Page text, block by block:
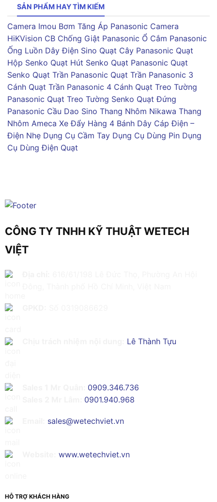
SẢN PHẨM HAY TÌM KIẾM
Camera Imou Bơm Tăng Áp Panasonic Camera
HiKVision CB Chống Giật Panasonic Ổ Cắm Panasonic
Ống Luồn Dây Điện Sino Quạt Cây Panasonic Quạt
Hộp Senko Quạt Hút Senko Quạt Panasonic Quạt
Senko Quạt Trần Panasonic Quạt Trần Panasonic 3
Cánh Quạt Trần Panasonic 4 Cánh Quạt Treo Tường
Panasonic Quạt Treo Tường Senko Quạt Đứng
Panasonic Cầu Dao Sino Thang Nhôm Nikawa Thang
Nhôm Ameca Xe Đẩy Hàng 4 Bánh Dây Cáp Điện –
Điện Nhẹ Dụng Cụ Cầm Tay Dụng Cụ Dùng Pin Dụng
Cụ Dùng Điện Quạt
CÔNG TY TNHH KỸ THUẬT WETECH
VIỆT
Lê Thành Tựu
0909.346.736
0901.940.968
sales@wetechviet.vn
www.wetechviet.vn
HỖ TRỢ KHÁCH HÀNG